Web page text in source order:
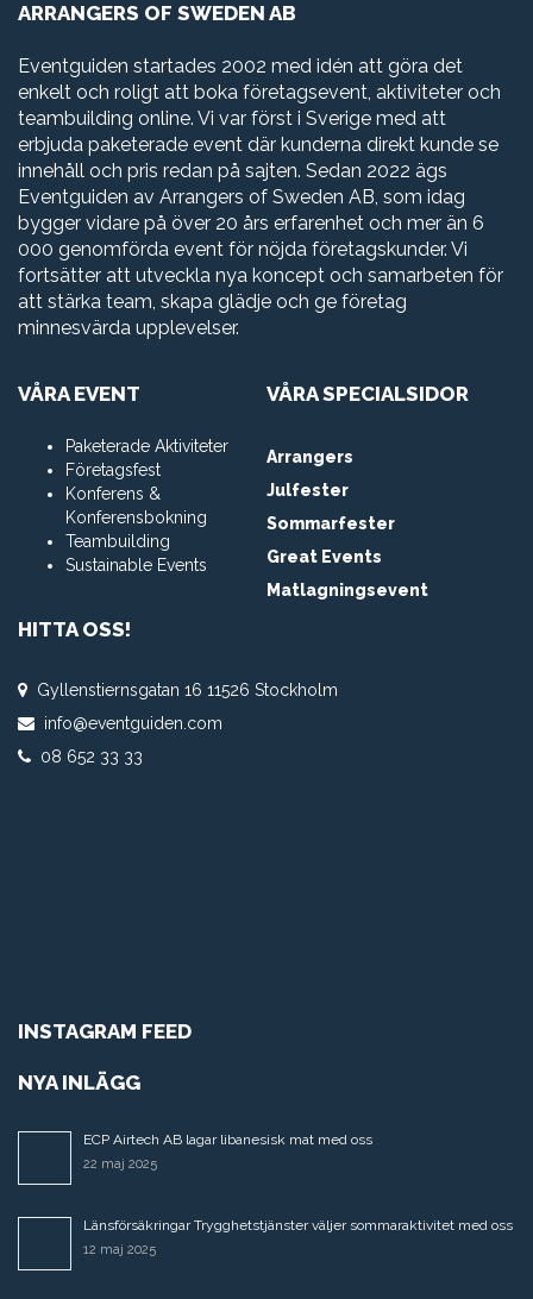
ARRANGERS OF SWEDEN AB
Eventguiden startades 2002 med idén att göra det
enkelt och roligt att boka företagsevent, aktiviteter och
teambuilding online. Vi var först i Sverige med att
erbjuda paketerade event där kunderna direkt kunde se
innehåll och pris redan på sajten. Sedan 2022 ägs
Eventguiden av Arrangers of Sweden AB, som idag
bygger vidare på över 20 års erfarenhet och mer än 6
000 genomförda event för nöjda företagskunder. Vi
fortsätter att utveckla nya koncept och samarbeten för
att stärka team, skapa glädje och ge företag
minnesvärda upplevelser.
VÅRA EVENT
Paketerade Aktiviteter
Företagsfest
Konferens &
Konferensbokning
Teambuilding
Sustainable Events
VÅRA SPECIALSIDOR
Arrangers
Julfester
Sommarfester
Great Events
Matlagningsevent
HITTA OSS!
Gyllenstiernsgatan 16 11526 Stockholm
info@eventguiden.com
08 652 33 33
INSTAGRAM FEED
NYA INLÄGG
ECP Airtech AB lagar libanesisk mat med oss
22 maj 2025
Länsförsäkringar Trygghetstjänster väljer sommaraktivitet med oss
12 maj 2025